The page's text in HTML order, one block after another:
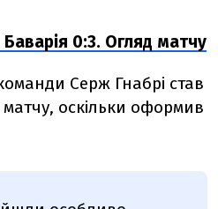
Баварія 0:3. Огляд матчу
Серж Гнабрі став
оскільки оформив